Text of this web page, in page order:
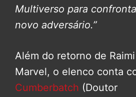
Multiverso para
novo adversário.”
Além do retorno de
Marvel, o elenco conta
Cumberbatch (Doutor